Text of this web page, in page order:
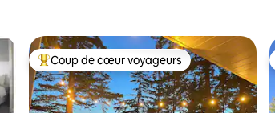
Coups de cœur voyageurs les plus appréciés
Coup de cœur voyageurs